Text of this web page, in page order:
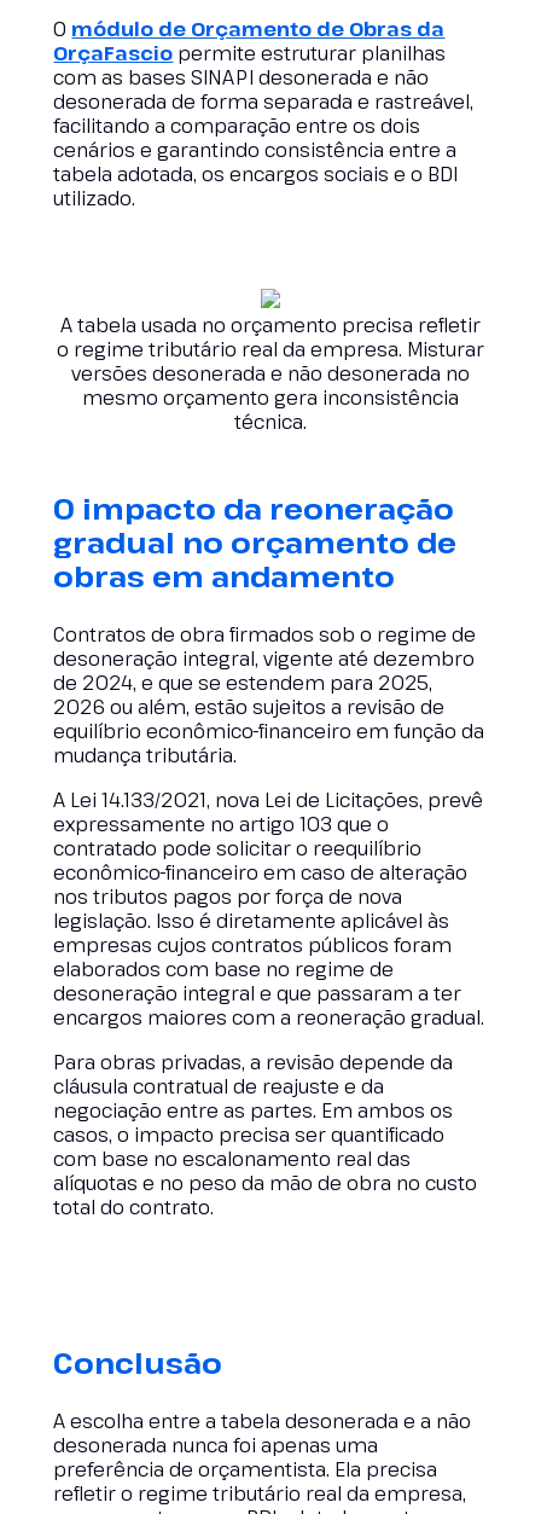
O módulo de Orçamento de Obras da
OrçaFascio permite estruturar planilhas
com as bases SINAPI desonerada e não
desonerada de forma separada e rastreável,
facilitando a comparação entre os dois
cenários e garantindo consistência entre a
tabela adotada, os encargos sociais e o BDI
utilizado.
A tabela usada no orçamento precisa refletir
o regime tributário real da empresa. Misturar
versões desonerada e não desonerada no
mesmo orçamento gera inconsistência
técnica.
O impacto da reoneração
gradual no orçamento de
obras em andamento
Contratos de obra firmados sob o regime de
desoneração integral, vigente até dezembro
de 2024, e que se estendem para 2025,
2026 ou além, estão sujeitos a revisão de
equilíbrio econômico-financeiro em função da
mudança tributária.
A Lei 14.133/2021, nova Lei de Licitações, prevê
expressamente no artigo 103 que o
contratado pode solicitar o reequilíbrio
econômico-financeiro em caso de alteração
nos tributos pagos por força de nova
legislação. Isso é diretamente aplicável às
empresas cujos contratos públicos foram
elaborados com base no regime de
desoneração integral e que passaram a ter
encargos maiores com a reoneração gradual.
Para obras privadas, a revisão depende da
cláusula contratual de reajuste e da
negociação entre as partes. Em ambos os
casos, o impacto precisa ser quantificado
com base no escalonamento real das
alíquotas e no peso da mão de obra no custo
total do contrato.
Conclusão
A escolha entre a tabela desonerada e a não
desonerada nunca foi apenas uma
preferência de orçamentista. Ela precisa
refletir o regime tributário real da empresa,